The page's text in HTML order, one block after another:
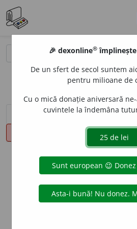
sinteza definițiilor (1) definiții
info
Aceste definiții sunt
echipa dexonline.
originale se află pe
Puteți reordona filele
🎉 dexonline® împlinește
De un sfert de secol suntem
pentru milioane de
Cu o mică donație aniversară
cuvintele la îndemâna